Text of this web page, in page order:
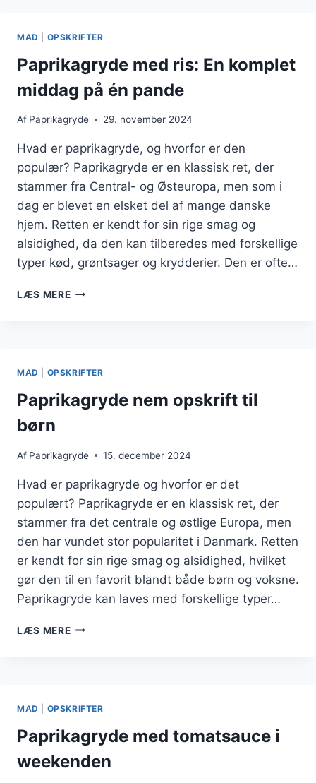
RET
MAD OPSKRIFTER
Paprikagryde med ris: En komplet
middag på én pande
Af Paprikagryde 29. november 2024
Hvad er paprikagryde, og hvorfor er den
populær? Paprikagryde er en klassisk ret, der
stammer fra Central- og Østeuropa, men som i
dag er blevet en elsket del af mange danske
hjem. Retten er kendt for sin rige smag og
alsidighed, da den kan tilberedes med forskellige
typer kød, grøntsager og krydderier. Den er ofte…
LÆS MEREPAPRIKAGRYDE
ÉN
PANDE
MAD OPSKRIFTER
Paprikagryde nem opskrift til
børn
Af Paprikagryde 15. december 2024
Hvad er paprikagryde og hvorfor er det
populært? Paprikagryde er en klassisk ret, der
stammer fra det centrale og østlige Europa, men
den har vundet stor popularitet i Danmark. Retten
er kendt for sin rige smag og alsidighed, hvilket
gør den til en favorit blandt både børn og voksne.
Paprikagryde kan laves med forskellige typer…
LÆS MEREPAPRIKAGRYDE
MAD OPSKRIFTER
Paprikagryde med tomatsauce i
weekenden